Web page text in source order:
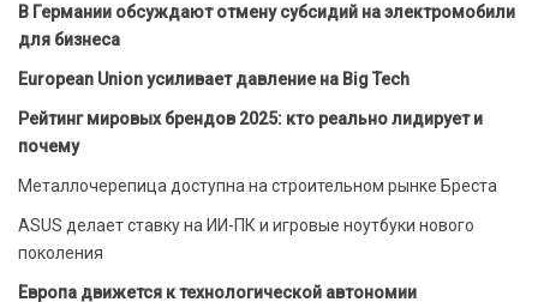
В Германии обсуждают отмену субсидий на электромобили
для бизнеса
European Union усиливает давление на Big Tech
Рейтинг мировых брендов 2025: кто реально лидирует и
почему
Металлочерепица доступна на строительном рынке Бреста
ASUS делает ставку на ИИ-ПК и игровые ноутбуки нового
поколения
Европа движется к технологической автономии